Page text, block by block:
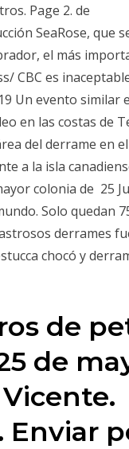
Page 2. de
SeaRose, que
el más
CBC es
Un evento similar
en las costas de
del derrame en
a la isla
colonia de 25
Solo quedan
derrames
chocó y
de
de
Enviar